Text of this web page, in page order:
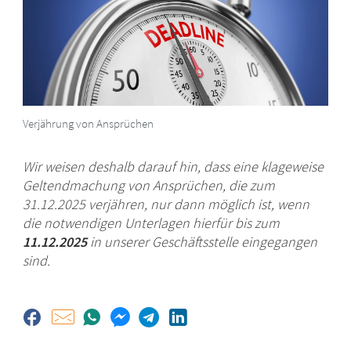
Verjährung von Ansprüchen
Wir weisen deshalb darauf hin, dass eine klageweise
Geltendmachung von Ansprüchen, die zum
31.12.2025 verjähren, nur dann möglich ist, wenn
die notwendigen Unterlagen hierfür bis zum
11.12.2025in unserer Geschäftsstelle eingegangen
sind.